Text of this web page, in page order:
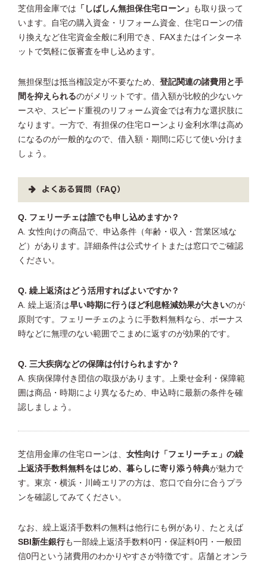
芝信用金庫では 「しばしん無担保住宅ローン」 も取り扱って
います。自宅の購入資金・リフォーム資金、住宅ローンの借
り換えなど住宅資金全般に利用でき、FAXまたはインターネ
ットで気軽に仮審査を申し込めます。
無担保型は抵当権設定が不要なため、 登記関連の諸費用と手
間を抑えられるのがメリットです。借入額が比較的少ないケ
ースや、スピード重視のリフォーム資金では有力な選択肢に
なります。一方で、有担保の住宅ローンより金利水準は高め
になるのが一般的なので、借入額・期間に応じて使い分けま
しょう。
よくある質問（FAQ）
Q. フェリーチェは誰でも申し込めますか？
A. 女性向けの商品で、申込条件（年齢・収入・営業区域な
ど）があります。詳細条件は公式サイトまたは窓口でご確認
ください。
Q. 繰上返済はどう活用すればよいですか？
A. 繰上返済は早い時期に行うほど利息軽減効果が大きいのが
原則です。フェリーチェのように手数料無料なら、ボーナス
時などに無理のない範囲でこまめに返すのが効果的です。
Q. 三大疾病などの保障は付けられますか？
A. 疾病保障付き団信の取扱があります。上乗せ金利・保障範
囲は商品・時期により異なるため、申込時に最新の条件を確
認しましょう。
芝信用金庫の住宅ローンは、 女性向け「フェリーチェ」の繰
上返済手数料無料をはじめ、暮らしに寄り添う特典が魅力で
す。東京・横浜・川崎エリアの方は、窓口で自分に合うプラ
ンを確認してみてください。
なお、繰上返済手数料の無料は他行にも例があり、たとえば
SBI新生銀行も一部繰上返済手数料0円・保証料0円・一般団
信0円という諸費用のわかりやすさが特徴です。店舗とオンラ